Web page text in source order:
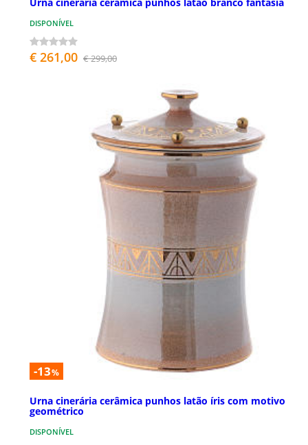
DISPONÍVEL
€ 261,00 € 299,00
-13%
Urna cinerária cerâmica punhos latão íris com motivo
geométrico
DISPONÍVEL